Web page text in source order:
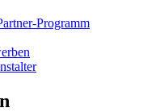
Programm